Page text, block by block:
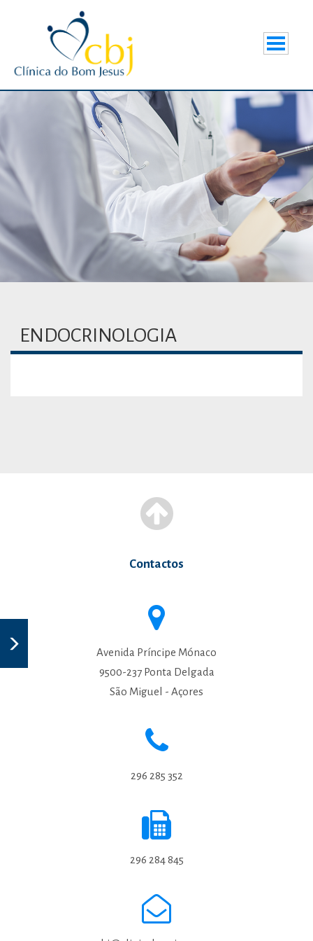
ENDOCRINOLOGIA
Contactos
Avenida Príncipe Mónaco
9500-237 Ponta Delgada
São Miguel - Açores
296 285 352
296 284 845